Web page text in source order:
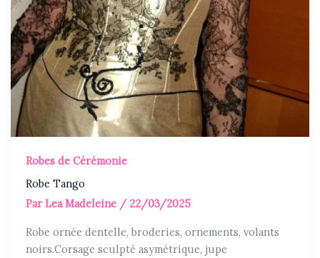
Robes de Cérémonie
Robe Tango
ParLea Madeleine / 22/03/2025
Robe ornée dentelle, broderies, ornements, volants
noirs.Corsage sculpté asymétrique, jupe